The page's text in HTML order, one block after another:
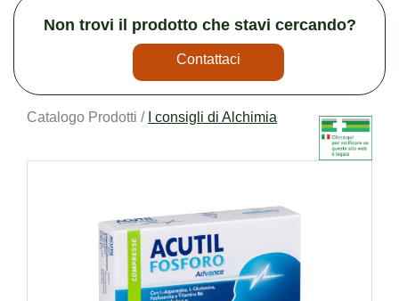
Non trovi il prodotto che stavi cercando?
Contattaci
Catalogo Prodotti / I consigli di Alchimia